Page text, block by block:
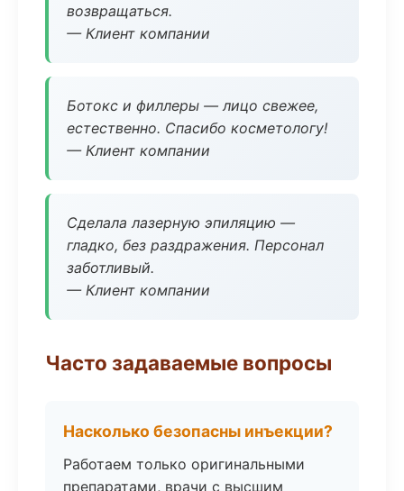
возвращаться.
— Клиент компании
Ботокс и филлеры — лицо свежее,
естественно. Спасибо косметологу!
— Клиент компании
Сделала лазерную эпиляцию —
гладко, без раздражения. Персонал
заботливый.
— Клиент компании
Часто задаваемые вопросы
Насколько безопасны инъекции?
Работаем только оригинальными
препаратами, врачи с высшим